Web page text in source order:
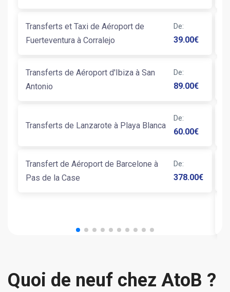
Transferts et Taxi de Aéroport de
Fuerteventura à Corralejo
De:
39.00€
Transferts de Aéroport d'Ibiza à San
Antonio
De:
89.00€
Transferts de Lanzarote à Playa Blanca
De:
60.00€
Transfert de Aéroport de Barcelone à
Pas de la Case
De:
378.00€
Quoi de neuf chez AtoB ?